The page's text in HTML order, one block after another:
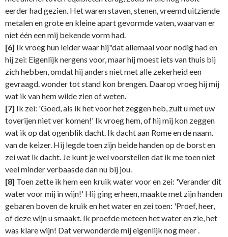
eerder had gezien. Het waren staven, stenen, vreemd uitziende
metalen en grote en kleine apart gevormde vaten, waarvan er
niet één een mij bekende vorm had.
[6] Ik vroeg hun leider waar hij"dat allemaal voor nodig had en
hij zei: Eigenlijk nergens voor, maar hij moest iets van thuis bij
zich hebben, omdat hij anders niet met alle zekerheid een
gevraagd. wonder tot stand kon brengen. Daarop vroeg hij mij
wat ik van hem wilde zien of weten.
[7] Ik zei: 'Goed, als ik het voor het zeggen heb, zult u met uw
toverijen niet ver komen!' Ik vroeg hem, of hij mij kon zeggen
wat ik op dat ogenblik dacht. Ik dacht aan Rome en de naam.
van de keizer. Hij legde toen zijn beide handen op de borst en
zei wat ik dacht. Je kunt je wel voorstellen dat ik me toen niet
veel minder verbaasde dan nu bij jou.
[8] Toen zette ik hem een kruik water voor en zei: 'Verander dit
water voor mij in wijn!' Hij ging erheen, maakte met zijn handen
gebaren boven de kruik en het water en zei toen: 'Proef, heer,
of deze wijn u smaakt. Ik proefde meteen het water en zie, het
was klare wijn! Dat verwonderde mij eigenlijk nog meer .